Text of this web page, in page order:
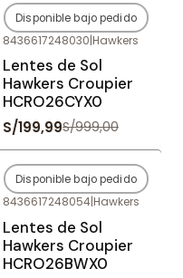
-80%OFF
Agotado
Disponible bajo pedido
8436617248030|Hawkers
Lentes de Sol
Hawkers Croupier
HCRO26CYX0
S/199,99S/999,00
-80%OFF
Agotado
Disponible bajo pedido
8436617248054|Hawkers
Lentes de Sol
Hawkers Croupier
HCRO26BWX0